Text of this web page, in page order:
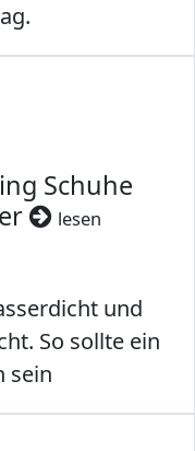
Schuhe
lesen
und
So sollte ein
sein